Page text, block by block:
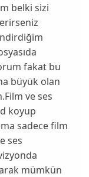
belki sizi
fakat bu
büyük olan
ve ses
koyup
sadece film
ses
mümkün